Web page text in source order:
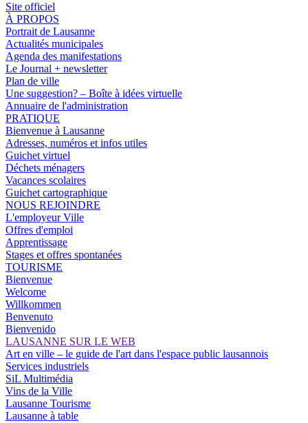
Site officiel
À PROPOS
Portrait de Lausanne
Actualités municipales
Agenda des manifestations
Le Journal + newsletter
Plan de ville
Une suggestion? – Boîte à idées virtuelle
Annuaire de l'administration
PRATIQUE
Bienvenue à Lausanne
Adresses, numéros et infos utiles
Guichet virtuel
Déchets ménagers
Vacances scolaires
Guichet cartographique
NOUS REJOINDRE
L'employeur Ville
Offres d'emploi
Apprentissage
Stages et offres spontanées
TOURISME
Bienvenue
Welcome
Willkommen
Benvenuto
Bienvenido
LAUSANNE SUR LE WEB
Art en ville – le guide de l'art dans l'espace public lausannois
Services industriels
SiL Multimédia
Vins de la Ville
Lausanne Tourisme
Lausanne à table